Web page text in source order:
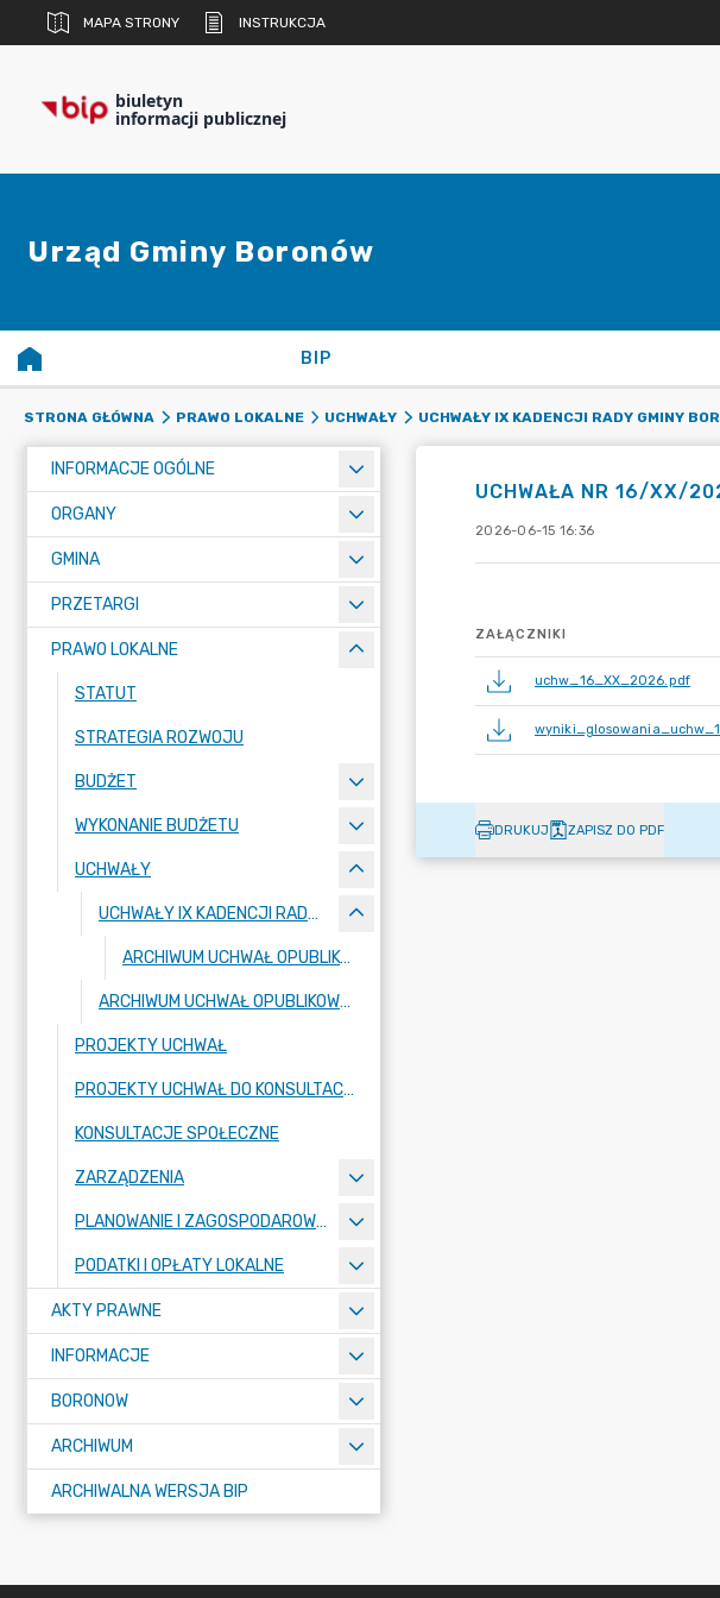
MAPA STRONY INSTRUKCJA
biuletyn
informacji publicznej
Urząd Gminy Boronów
BIP
STRONA GŁÓWNA PRAWO LOKALNE UCHWAŁY UCHWAŁY IX KADENCJI RADY GMINY
INFORMACJE OGÓLNE
ORGANY
GMINA
PRZETARGI
PRAWO LOKALNE
STATUT
STRATEGIA ROZWOJU
BUDŻET
WYKONANIE BUDŻETU
UCHWAŁY
UCHWAŁY IX KADENCJI RADY GMINY BORONÓW
ARCHIWUM UCHWAŁ OPUBLIKOWANE W POPRZEDNIEJ WERSJI BIP
ARCHIWUM UCHWAŁ OPUBLIKOWANE W POPRZEDNIEJ WERSJI BIP
PROJEKTY UCHWAŁ
PROJEKTY UCHWAŁ DO KONSULTACJI
KONSULTACJE SPOŁECZNE
ZARZĄDZENIA
PLANOWANIE I ZAGOSPODAROWANIE PRZESTRZENNE - REJESTR URBANISTYCZNY
PODATKI I OPŁATY LOKALNE
AKTY PRAWNE
INFORMACJE
BORONOW
ARCHIWUM
ARCHIWALNA WERSJA BIP
UCHWAŁA NR 16/XX/
2026-06-15 16:36
ZAŁĄCZNIKI
uchw_16_XX_2026.pdf
DRUKUJ ZAPISZ DO PDF